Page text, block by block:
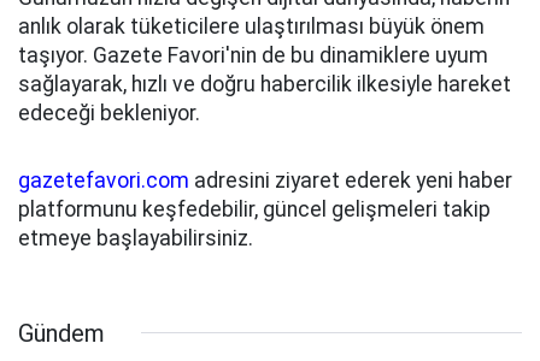
anlık olarak tüketicilere ulaştırılması büyük önem
taşıyor. Gazete Favori'nin de bu dinamiklere uyum
sağlayarak, hızlı ve doğru habercilik ilkesiyle hareket
edeceği bekleniyor.
gazetefavori.com adresini ziyaret ederek yeni haber
platformunu keşfedebilir, güncel gelişmeleri takip
etmeye başlayabilirsiniz.
Gündem